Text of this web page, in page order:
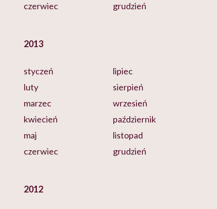
czerwiec
grudzień
2013
styczeń
luty
marzec
kwiecień
maj
czerwiec
lipiec
sierpień
wrzesień
październik
listopad
grudzień
2012